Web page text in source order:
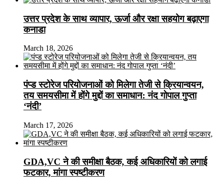
उत्तर प्रदेश के साथ व्यापार, ऊर्जा और रक्षा सहयोग बढ़ाएगा
कनाडा
March 18, 2026
पंप्ड स्टोरेज परियोजनाओं को मिलेगा तेजी से क्रियान्वयन,
तय समयसीमा में होंगे मुद्दों का समाधान: नंद गोपाल गुप्ता
‘नंदी’
March 17, 2026
GDA,VC ने की समीक्षा बैठक, कई अधिकारियों को लगाई
फटकार, मांगा स्पष्टीकरण